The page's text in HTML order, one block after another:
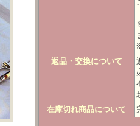
返品・交換について
在庫切れ商品について